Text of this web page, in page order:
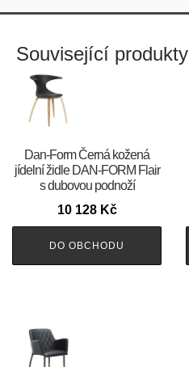
Související produkty
​​​​​Dan-Form Černá kožená
jídelní židle DAN-FORM Flair
s dubovou podnoží
10 128 Kč
DO OBCHODU